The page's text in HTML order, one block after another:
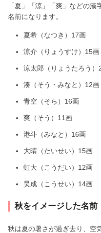
「夏」「涼」「爽」などの
名前になります。
夏希（なつき）17画
涼介（りょうすけ）15画
涼太郎（りょうたろう）
湊（そう・みなと）12画
青空（そら）16画
爽（そう）11画
港斗（みなと）16画
大晴（たいせい）15画
虹大（こうだい）12画
昊成（こうせい）14画
秋をイメージした名前
秋は夏の暑さが過ぎ去り、空